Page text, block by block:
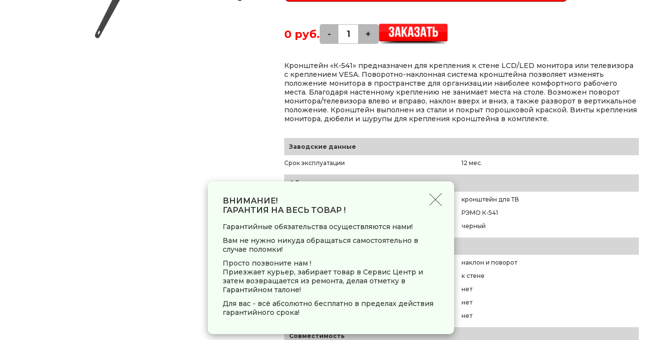
0 руб. - +
Кронштейн «К-541» предназначен для крепления к стене LCD/LED монитора или телевизора
с креплением VESA. Поворотно-наклонная система кронштейна позволяет изменять
положение монитора в пространстве для организации наиболее комфортного рабочего
места. Благодаря настенному креплению не занимает места на столе. Возможен поворот
монитора/телевизора влево и вправо, наклон вверх и вниз, а также разворот в вертикальное
положение. Кронштейн выполнен из стали и покрыт порошковой краской. Винты крепления
монитора, дюбели и шурупы для крепления кронштейна в комплекте.
Заводские данные
Срок эксплуатации 12 мес.
Общие параметры
кронштейн для ТВ
Модель
РЭМО К-541
Основной цвет
черный
Конструкция
Способ регулировки
наклон и поворот
Место крепления кронштейна
к стене
Встроенный уровень
нет
Кабель-канал
нет
Механизм Auto Lock
нет
Совместимость
ВНИМАНИЕ!
ГАРАНТИЯ НА ВЕСЬ ТОВАР !
Гарантийные обязательства осуществляются нами!
Вам не нужно никуда обращаться самостоятельно в
случае поломки!
Просто позвоните нам !
Приезжает курьер, забирает товар в Сервис Центр и
затем возвращается из ремонта, делая отметку в
Гарантийном талоне!
Для вас - всё абсолютно бесплатно в пределах действия
гарантийного срока!